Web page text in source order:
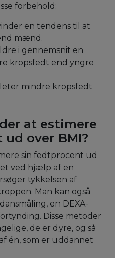
forbehold:
en tendens til at
mænd.
i gennemsnit en
kropsfedt end yngre
mindre kropsfedt
at estimere
over BMI?
sin fedtprocent ud
ved hjælp af en
tykkelsen af
Man kan også
en DEXA-
Disse metoder
de er dyre, og så
én, som er uddannet